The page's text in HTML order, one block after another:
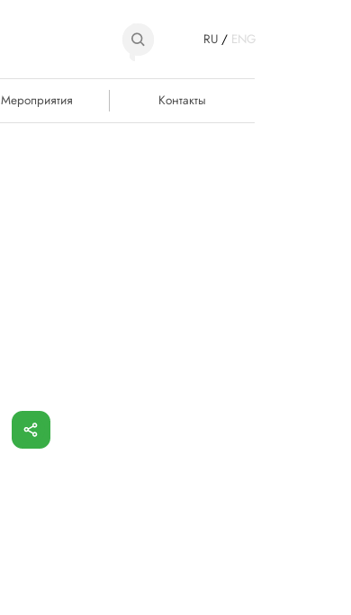
RU/ ENG
Мероприятия Контакты